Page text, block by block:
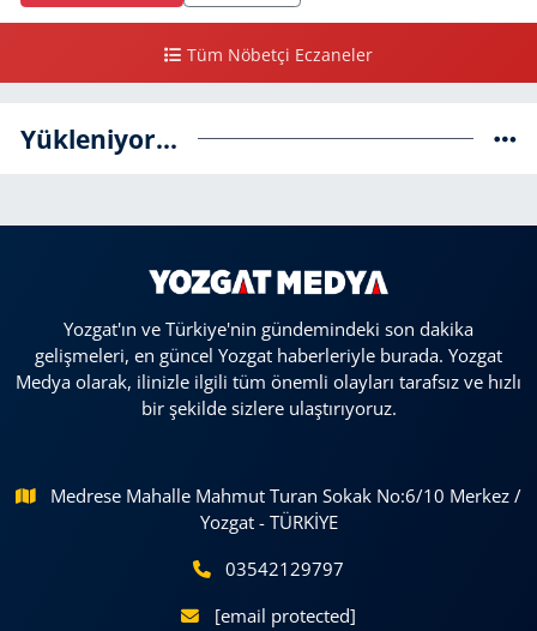
Tüm Nöbetçi Eczaneler
Yükleniyor...
Yozgat'ın ve Türkiye'nin gündemindeki son dakika
gelişmeleri, en güncel Yozgat haberleriyle burada. Yozgat
Medya olarak, ilinizle ilgili tüm önemli olayları tarafsız ve hızlı
bir şekilde sizlere ulaştırıyoruz.
Medrese Mahalle Mahmut Turan Sokak No:6/10 Merkez /
Yozgat - TÜRKİYE
03542129797
[email protected]